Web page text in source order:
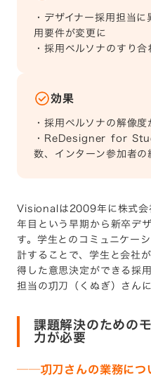
・デザイナー採用担当
用要件が変更に
・採用ペルソナのすり
効果
・採用ペルソナの解像
・ReDesigner for
数、インターン参加者
Visionalは2009年に株式会
年目という早期から新卒デ
す。学生とのコミュニケー
計することで、学生と会社
得した意思決定ができる採
担当の㓛刀（くぬぎ）さん
課題解決のための
力が必要
──㓛刀さんの業務につ